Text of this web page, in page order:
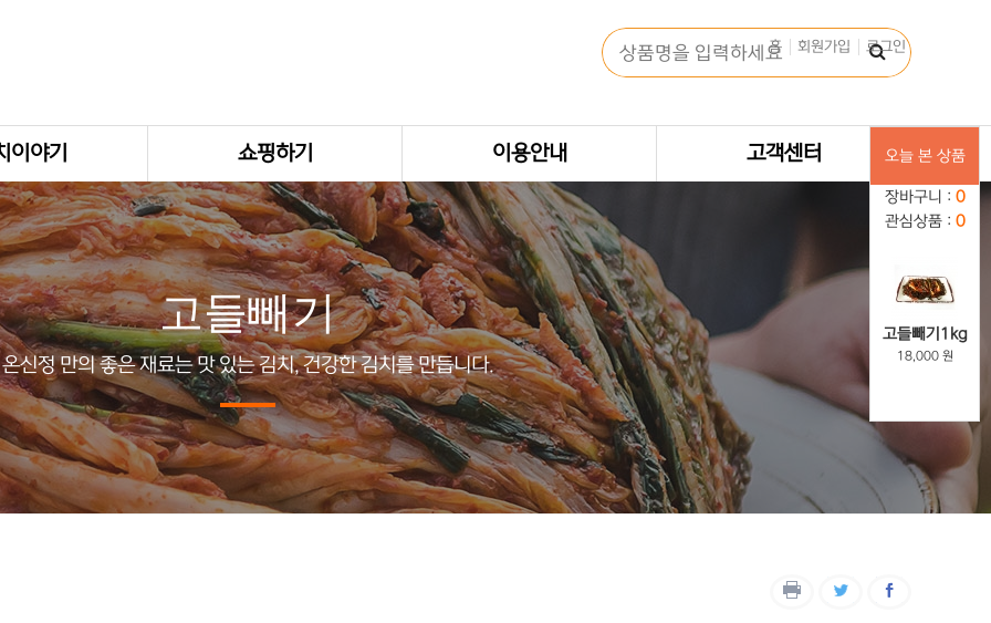
홈 회원가입 로그인
이야기 쇼핑하기 이용안내 고객센터 오늘 본 상품
장바구니 : 0
관심상품 : 0
고들빼기1kg
18,000 원
고들빼기
온신정 만의 좋은 재료는 맛 있는 김치, 건강한 김치를 만듭니다.